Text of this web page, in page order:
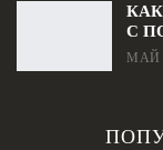
С
МАЙ